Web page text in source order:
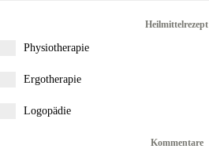
Heilmittelrezept
Physiotherapie
Ergotherapie
Logopädie
Kommentare